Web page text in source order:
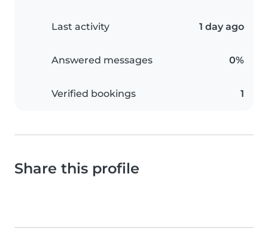
Last activity 1 day ago
Answered messages 0%
Verified bookings 1
Share this profile